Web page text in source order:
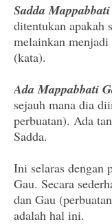
Sadda
ditentukan apakah
melainkan
(kata).
Ada Mappabbati
sejauh mana dia
perbuatan). Ada
Sadda.
Ini selaras dengan
Gau. Secara
dan Gau
adalah hal ini.